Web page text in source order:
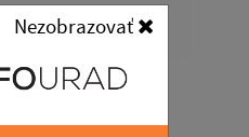
Nezobrazovať